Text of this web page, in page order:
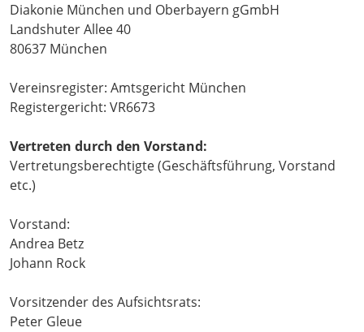
Diakonie München und Oberbayern gGmbH
Landshuter Allee 40
80637 München
Vereinsregister: Amtsgericht München
Registergericht: VR6673
Vertreten durch den Vorstand:
Vertretungsberechtigte (Geschäftsführung, Vorstand
etc.)
Vorstand:
Andrea Betz
Johann Rock
Vorsitzender des Aufsichtsrats:
Peter Gleue